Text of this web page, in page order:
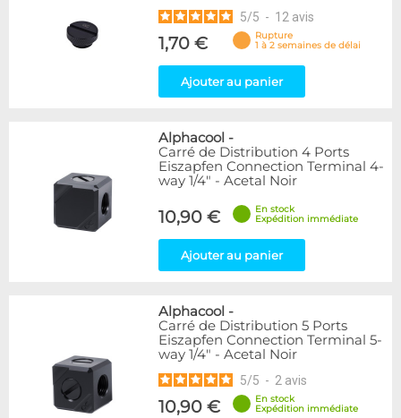
5/5 - 12 avis
1,70 €
Rupture
1 à 2 semaines de délai
Ajouter au panier
Alphacool -
Carré de Distribution 4 Ports
Eiszapfen Connection Terminal 4-
way 1/4" - Acetal Noir
10,90 €
En stock
Expédition immédiate
Ajouter au panier
Alphacool -
Carré de Distribution 5 Ports
Eiszapfen Connection Terminal 5-
way 1/4" - Acetal Noir
5/5 - 2 avis
10,90 €
En stock
Expédition immédiate